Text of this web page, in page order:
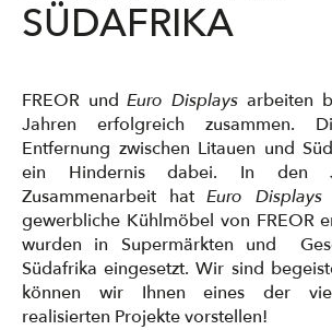
SÜDAFRIKA
FREOR undEuro Displays arbeiten
Jahren erfolgreich zusammen.
Entfernung zwischen Litauen und
ein Hindernis dabei. In den
Zusammenarbeit hatEuro Displays
gewerbliche Kühlmöbel von FREOR
wurden in Supermärkten und
Südafrika eingesetzt. Wir sind
können wir Ihnen eines der
realisierten Projekte vorstellen!